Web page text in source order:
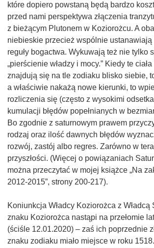
które dopiero powstaną będą bardzo
przed nami perspektywa złączenia
z bieżącym Plutonem w Koziorożcu. A
niebieskie przecież wspólnie ustanawiają
reguły bogactwa. Wykuwają też nie tylko
„pierścienie władzy i mocy.” Kiedy te
znajdują się na tle zodiaku blisko siebie,
a właściwie nakażą nowe kierunki, to
rozliczenia się (często z wysokimi
kumulacji błędów popełnianych w
Bo zgodnie z saturnowym prawem
rodzaj oraz ilość dawnych błędów
rozwój, zastój albo regres. Zarówno w
przyszłości. (Więcej o powiązaniach
można przeczytać w mojej książce „Na
2012-2015”, strony 200-217).
Koniunkcja Władcy Koziorożca z Władcą
znaku Koziorożca nastąpi na przełomie
(ściśle 12.01.2020) – zaś ich poprzednie
znaku zodiaku miało miejsce w roku